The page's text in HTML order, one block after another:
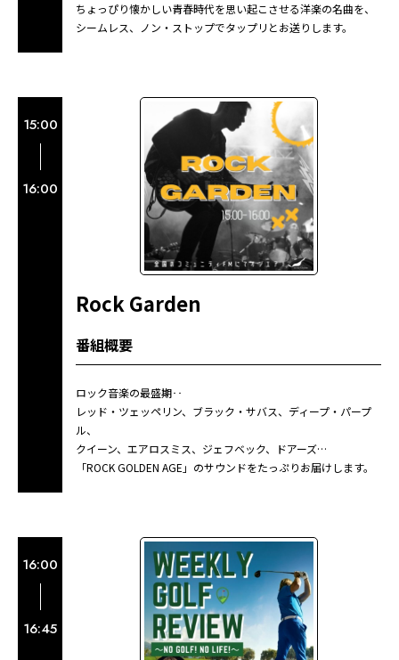
ちょっぴり懐かしい青春時代を思い起こさせる洋楽の名曲を、
シームレス、ノン・ストップでタップリとお送りします。
15:00
16:00
Rock Garden
番組概要
ロック音楽の最盛期‥
レッド・ツェッペリン、ブラック・サバス、ディープ・パープ
ル、
クイーン、エアロスミス、ジェフベック、ドアーズ…
「ROCK GOLDEN AGE」のサウンドをたっぷりお届けします。
16:00
16:45